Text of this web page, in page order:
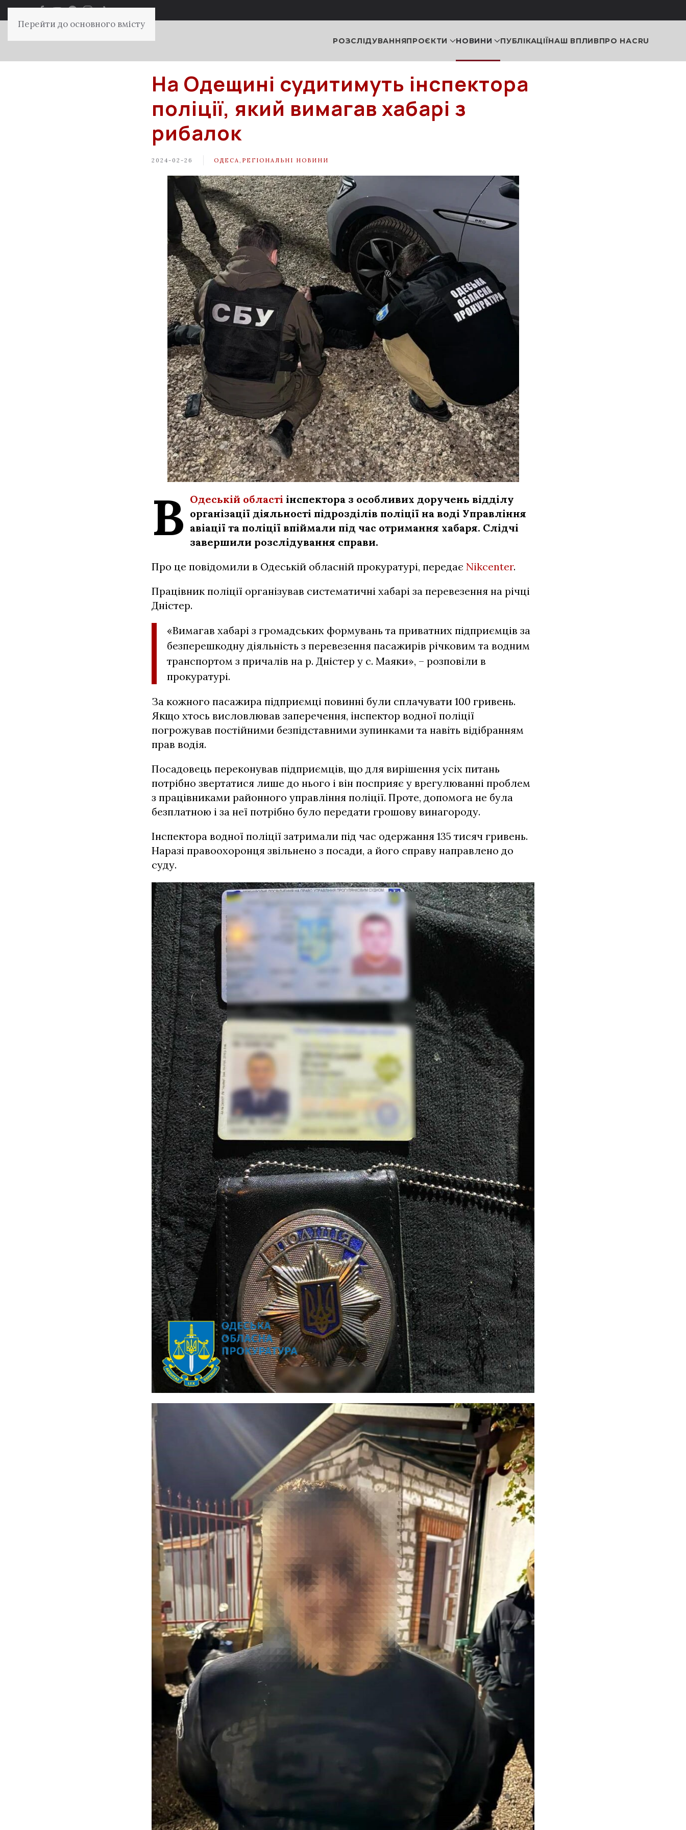
Перейти до основного вмісту
РОЗСЛІДУВАННЯПРОЄКТИ НОВИНИ ПУБЛІКАЦІЇНАШ ВПЛИВПРО НАСRU
На Одещині судитимуть інспектора
поліції, який вимагав хабарі з
рибалок
2024-02-26 ОДЕСА РЕГІОНАЛЬНІ НОВИНИ
В Одеській області інспектора з особливих доручень відділу
організації діяльності підрозділів поліції на воді Управління
авіації та поліції впіймали під час отримання хабаря. Слідчі
завершили розслідування справи.
Про це повідомили в Одеській обласній прокуратурі, передає Nikcenter.
Працівник поліції організував систематичні хабарі за перевезення на річці
Дністер.
«Вимагав хабарі з громадських формувань та приватних підприємців за
безперешкодну діяльність з перевезення пасажирів річковим та водним
транспортом з причалів на р. Дністер у с. Маяки», – розповіли в
прокуратурі.
За кожного пасажира підприємці повинні були сплачувати 100 гривень.
Якщо хтось висловлював заперечення, інспектор водної поліції
погрожував постійними безпідставними зупинками та навіть відібранням
прав водія.
Посадовець переконував підприємців, що для вирішення усіх питань
потрібно звертатися лише до нього і він посприяє у врегулюванні проблем
з працівниками районного управління поліції. Проте, допомога не була
безплатною і за неї потрібно було передати грошову винагороду.
Інспектора водної поліції затримали під час одержання 135 тисяч гривень.
Наразі правоохоронця звільнено з посади, а його справу направлено до
суду.